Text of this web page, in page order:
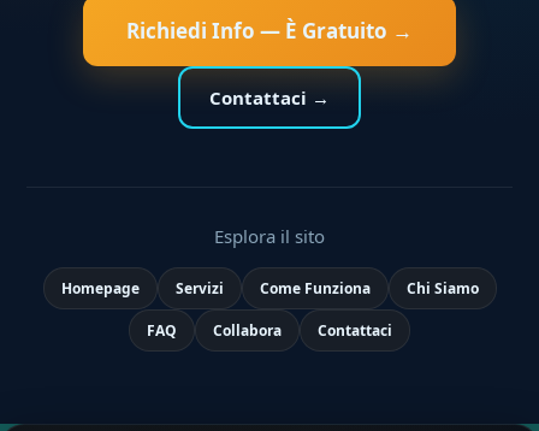
Richiedi Info — È Gratuito →
Contattaci →
Esplora il sito
Homepage Servizi Come Funziona Chi Siamo
FAQ Collabora Contattaci